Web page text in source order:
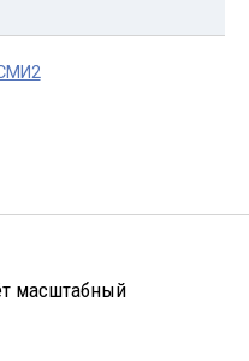
масштабный